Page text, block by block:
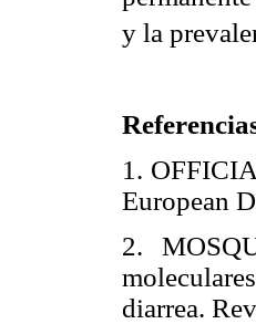
y la
1.
2.
diarrea.